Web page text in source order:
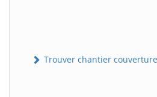
Trouver chantier